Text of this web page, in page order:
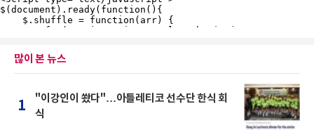
많이 본 뉴스
1
"이강인이 쐈다"…아틀레티코 선수단 한식 회
식